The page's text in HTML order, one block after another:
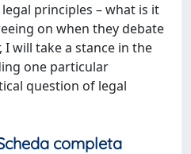
principles – what is it
on when they debate
will take a stance in the
one particular
question of legal
completa